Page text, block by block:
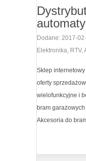
Dodane: 2017-
Elektronika, RTV,
Sklep
oferty
wielofunkcyjne i
bram
Akcesoria do